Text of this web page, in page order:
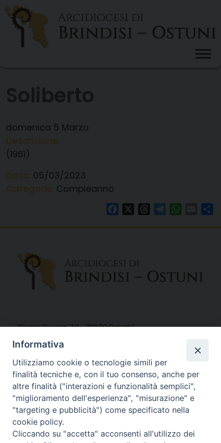
Skip
content
domenica 5 Marzo
(1961)
05/03/2023
Compleanno
FacebookThreadsTelegram Email
Piazza Duomo, 12 - 72100 Brindisi
Tel 0831.521958
Fax 0831.528315
Orari Curia
Mar. / Mer. / Giov. ore 9 - 13
nei mesi estivi solo Martedì ore 9 - 13
Informativa
Utilizziamo cookie o tecnologie simili per
finalità tecniche e, con il tuo consenso, anche per
altre finalità ("interazioni e funzionalità semplici",
"miglioramento dell'esperienza", "misurazione" e
"targeting e pubblicità") come specificato nella
cookie policy.
Cliccando su "accetta" acconsenti all'utilizzo dei